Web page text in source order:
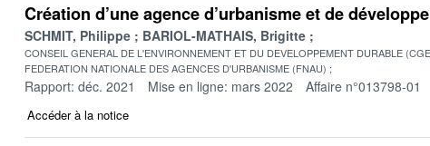
Création d’une agence d’urbanisme et de
SCHMIT, Philippe BARIOL-MATHAIS, Brigitte
CONSEIL GENERAL DE L'ENVIRONNEMENT ET DU DEVELOPPEMENT DURABLE
FEDERATION NATIONALE DES AGENCES D'URBANISME (FNAU)
Rapport: déc. 2021 Mise en ligne: mars 2022 Affaire n°013798-01
Accéder à la notice